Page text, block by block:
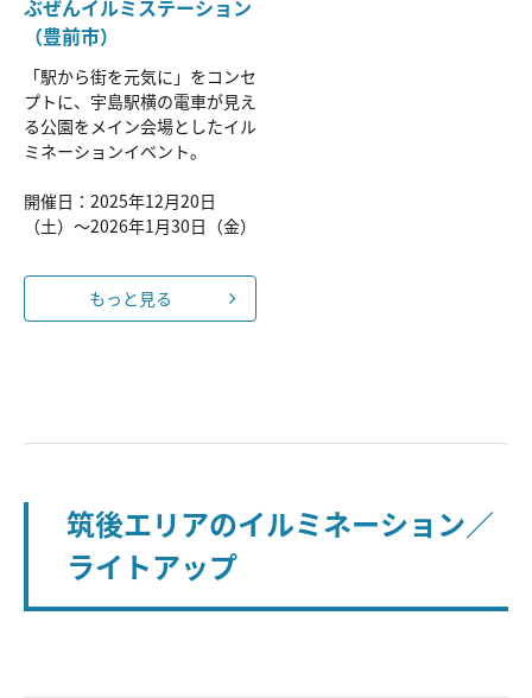
ぶぜんイルミステーション
（豊前市）
「駅から街を元気に」をコンセ
プトに、宇島駅横の電車が見え
る公園をメイン会場としたイル
ミネーションイベント。
開催日：2025年12月20日
（土）～2026年1月30日（金）
もっと見る
筑後エリアのイルミネーション／
ライトアップ